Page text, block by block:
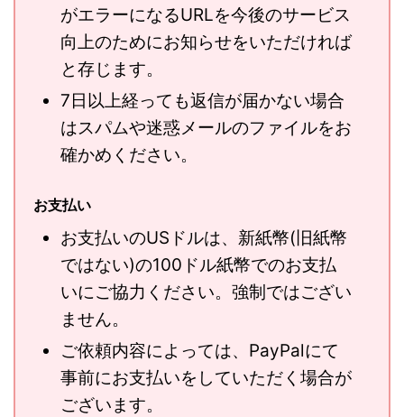
がエラーになるURLを今後のサービス
向上のためにお知らせをいただければ
と存じます。
7日以上経っても返信が届かない場合
はスパムや迷惑メールのファイルをお
確かめください。
お支払い
お支払いのUSドルは、新紙幣(旧紙幣
ではない)の100ドル紙幣でのお支払
いにご協力ください。強制ではござい
ません。
ご依頼内容によっては、PayPalにて
事前にお支払いをしていただく場合が
ございます。